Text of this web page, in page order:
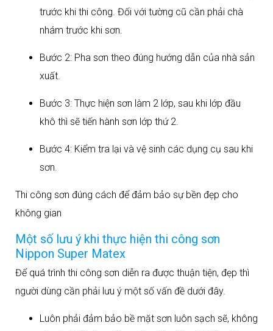
trước khi thi công. Đối với tường cũ cần phải chà
nhám trước khi sơn.
Bước 2: Pha sơn theo đúng hướng dẫn của nhà sản
xuất.
Bước 3: Thực hiện sơn làm 2 lớp, sau khi lớp đầu
khô thì sẽ tiến hành sơn lớp thứ 2.
Bước 4: Kiểm tra lại và vệ sinh các dụng cụ sau khi
sơn.
Thi công sơn đúng cách để đảm bảo sự bền đẹp cho
không gian
Một số lưu ý khi thực hiện thi công sơn
Nippon Super Matex
Để quá trình thi công sơn diễn ra được thuận tiện, đẹp thì
người dùng cần phải lưu ý một số vấn đề dưới đây.
Luôn phải đảm bảo bề mặt sơn luôn sạch sẽ, không